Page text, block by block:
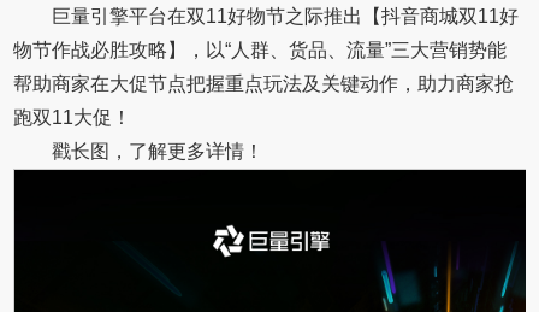
巨量引擎平台在双11好物节之际推出【抖音商城双11好
物节作战必胜攻略】，以“人群、货品、流量”三大营销势能
帮助商家在大促节点把握重点玩法及关键动作，助力商家抢
跑双11大促！
戳长图，了解更多详情！